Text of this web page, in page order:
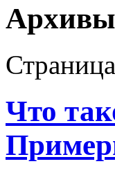
Архивы
Что